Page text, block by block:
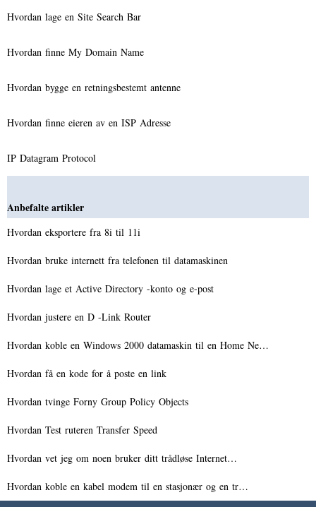
Hvordan lage en Site Search Bar
Hvordan finne My Domain Name
Hvordan bygge en retningsbestemt antenne
Hvordan finne eieren av en ISP Adresse
IP Datagram Protocol
Anbefalte artikler
Hvordan eksportere fra 8i til 11i
Hvordan bruke internett fra telefonen til datamaskinen
Hvordan lage et Active Directory -konto og e-post
Hvordan justere en D -Link Router
Hvordan koble en Windows 2000 datamaskin til en Home Ne…
Hvordan få en kode for å poste en link
Hvordan tvinge Forny Group Policy Objects
Hvordan Test ruteren Transfer Speed ​​
Hvordan vet jeg om noen bruker ditt trådløse Internet…
Hvordan koble en kabel modem til en stasjonær og en tr…